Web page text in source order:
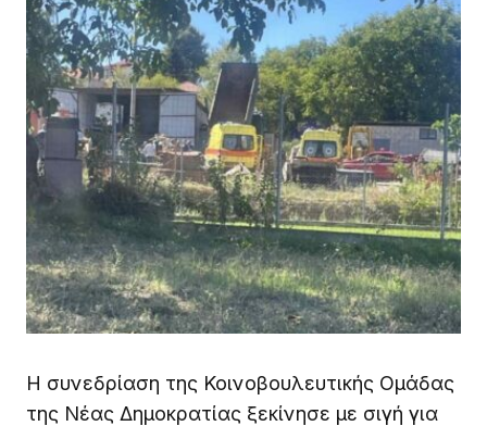
Η συνεδρίαση της Κοινοβουλευτικής Ομάδας
της Νέας Δημοκρατίας ξεκίνησε με σιγή για